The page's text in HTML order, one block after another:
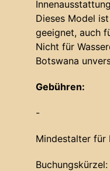
Dieses Model
geeignet, auch
Nicht für
Botswana
Gebühren:
-
Mindestalter für
Buchungskürzel: